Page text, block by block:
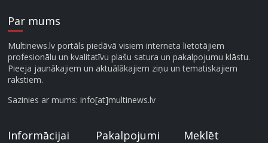
Par mums
Multinews.lv portāls piedāvā visiem interneta lietotājiem
profesionālu un kvalitatīvu plašu satura un pakalpojumu klāstu.
Pieeja jaunākajiem un aktuālākajiem ziņu un tematiskajiem
rakstiem.
Sazinies ar mums: info[at]multinews.lv
Informācijai Pakalpojumi Meklēt